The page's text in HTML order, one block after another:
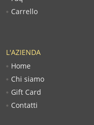
L'AZIENDA
Home
Chi siamo
Gift Card
Contatti
Carrello